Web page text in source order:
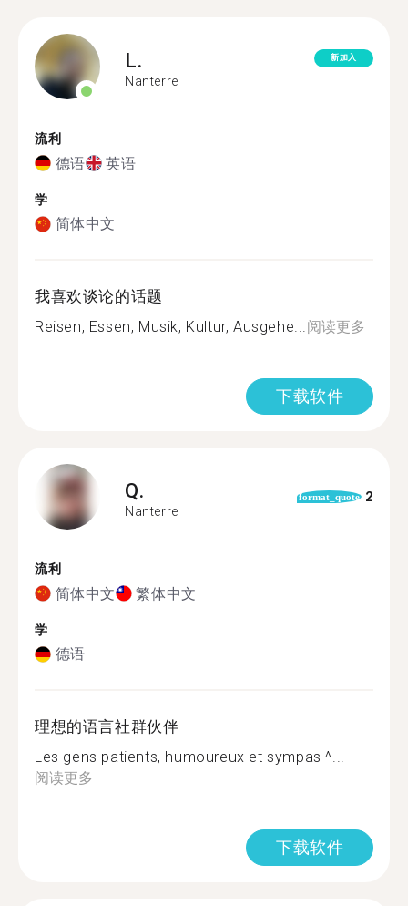
L.
Nanterre
新加入
流利
德语 英语
学
简体中文
我喜欢谈论的话题
Reisen, Essen, Musik, Kultur, Ausgehe...阅读更多
下载软件
Q.
Nanterre
format_quote 2
流利
简体中文 繁体中文
学
德语
理想的语言社群伙伴
Les gens patients, humoureux et sympas ^...
阅读更多
下载软件